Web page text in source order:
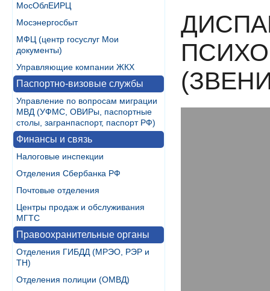
МосОблЕИРЦ
Мосэнергосбыт
МФЦ (центр госуслуг Мои
документы)
Управляющие компании ЖКХ
Паспортно-визовые службы
Управление по вопросам миграции
МВД (УФМС, ОВИРы, паспортные
столы, загранпаспорт, паспорт РФ)
Финансы и связь
Налоговые инспекции
Отделения Сбербанка РФ
Почтовые отделения
Центры продаж и обслуживания
МГТС
Правоохранительные органы
Отделения ГИБДД (МРЭО, РЭР и
ТН)
Отделения полиции (ОМВД)